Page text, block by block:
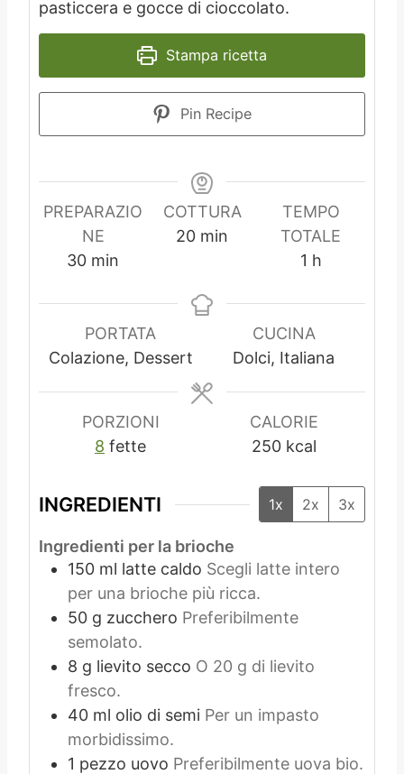
pasticcera e gocce di cioccolato.
Stampa ricetta
Pin Recipe
PREPARAZIO
NE
30m
n
u
t
min
COTTURA
20m
u
min
TEMPO
TOTALE
1 o
a
h
PORTATA
Colazione, Dessert
CUCINA
Dolci, Italiana
PORZIONI
8 fette
CALORIE
250 kcal
INGREDIENTI 1x 2x 3x
Ingredienti per la brioche
150 ml latte caldo Scegli latte intero
per una brioche più ricca.
50 g zucchero Preferibilmente
semolato.
8 g lievito secco O 20 g di lievito
fresco.
40 ml olio di semi Per un impasto
morbidissimo.
1 pezzo uovo Preferibilmente uova bio.